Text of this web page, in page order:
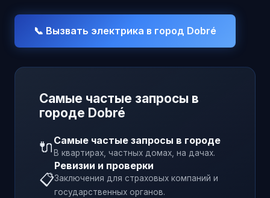
📞 Вызвать электрика в город Dobré
Самые частые запросы в
городе Dobré
🔌 Самые частые запросы в городе
В квартирах, частных домах, на дачах.
📋
Ревизии и проверки
Заключения для страховых компаний и
государственных органов.